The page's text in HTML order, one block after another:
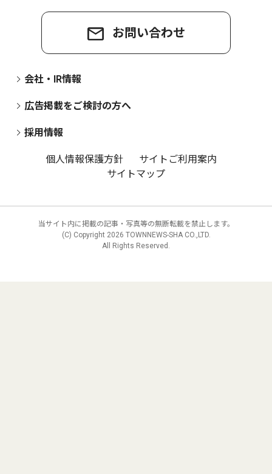
お問い合わせ
会社・IR情報
広告掲載をご検討の方へ
採用情報
個人情報保護方針
サイトご利用案内
サイトマップ
当サイト内に掲載の記事・写真等の無断転載を禁止します。
(C) Copyright 2026 TOWNNEWS-SHA CO.,LTD.
All Rights Reserved.